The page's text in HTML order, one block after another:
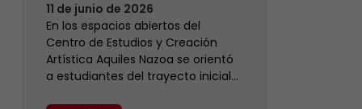
11 de junio de 2026
En los espacios abiertos del
Centro de Estudios y Creación
Artística Aquiles Nazoa se orientó
a estudiantes del trayecto inicial…